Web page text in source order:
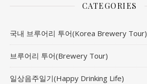
CATEGORIES
국내 브루어리 투어(Korea Brewery Tour)
브루어리 투어(Brewery Tour)
일상음주일기(Happy Drinking Life)